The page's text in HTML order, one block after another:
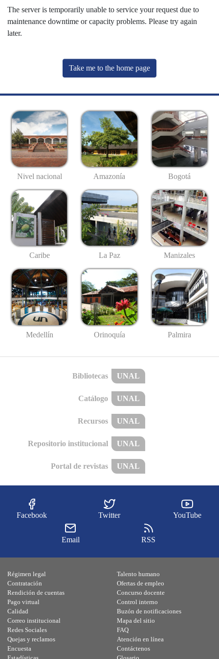
The server is temporarily unable to service your request due to
maintenance downtime or capacity problems. Please try again
later.
Take me to the home page
Nivel nacional Amazonía Bogotá
Caribe La Paz Manizales
Medellín Orinoquía Palmira
Bibliotecas UNAL
Catálogo UNAL
Recursos UNAL
Repositorio institucional UNAL
Portal de revistas UNAL
Facebook Twitter YouTube
Email RSS
Régimen legal
Contratación
Rendición de cuentas
Pago virtual
Calidad
Talento humano
Ofertas de empleo
Concurso docente
Control interno
Buzón de notificaciones
Correo institucional
Redes Sociales
Quejas y reclamos
Encuesta
Mapa del sitio
FAQ
Atención en línea
Contáctenos